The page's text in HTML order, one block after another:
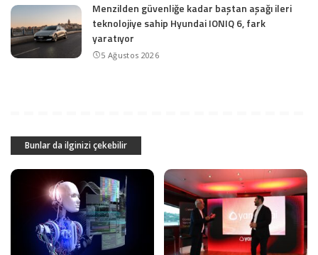
Menzilden güvenliğe kadar baştan aşağı ileri
teknolojiye sahip Hyundai IONIQ 6, fark
yaratıyor
5 Ağustos 2026
Bunlar da ilginizi çekebilir